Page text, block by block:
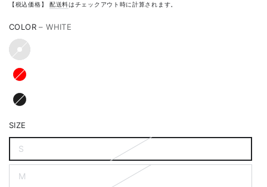
【税込価格】 配送料はチェックアウト時に計算されます。
COLOR– WHITE
SIZE
S
M